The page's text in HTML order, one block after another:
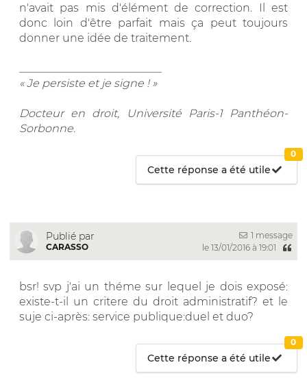
n'avait pas mis d'élément de correction. Il est
donc loin d'être parfait mais ça peut toujours
donner une idée de traitement.
« Je persiste et je signe ! »
Docteur en droit, Université Paris-1 Panthéon-
Sorbonne
Cette réponse a été utile
0
Publié par
CARASSO
1 message
le 13/01/2016 à 19:01
bsr! svp j'ai un théme sur lequel je dois exposé:
existe-t-il un critere du droit administratif? et le
suje ci-après: service publique:duel et duo?
Cette réponse a été utile
0